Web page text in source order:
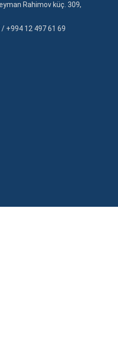
Rahimov küç. 309,
+994 12 497 61 69